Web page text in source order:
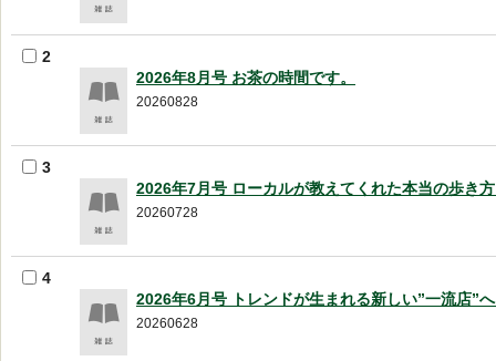
2
2026年8月号 お茶の時間です。
20260828
3
2026年7月号 ローカルが教えてくれた本当の歩き
20260728
4
2026年6月号 トレンドが生まれる新しい”一流店”
20260628